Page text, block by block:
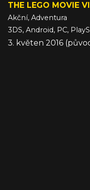
THE LEGO MOVIE
Akční, Adventura
3. květen 2016